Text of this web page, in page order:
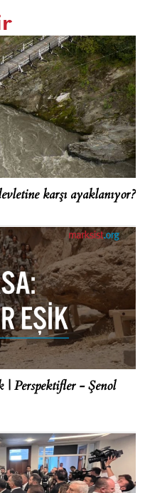
karşı ayaklanıyor?
| Perspektifler - Şenol